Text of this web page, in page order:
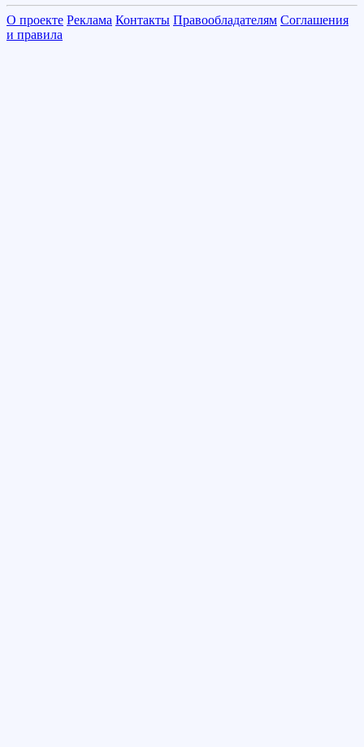
О проекте Реклама Контакты Правообладателям Соглашения
и правила